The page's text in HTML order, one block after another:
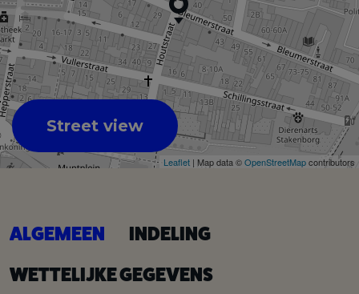
Leaflet | Map data ©OpenStreetMapcontributors
Street view
ALGEMEEN
INDELING
WETTELIJKE GEGEVENS